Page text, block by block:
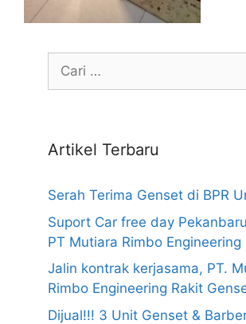
Cari
Artikel Terbaru
Serah Terima Genset di BPR
Suport Car free day
PT Mutiara Rimbo Engineering
Jalin kontrak kerjasama, PT.
Rimbo Engineering Rakit
Dijual!!! 3 Unit Genset &